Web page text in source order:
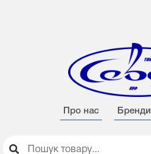
Про нас Бренди